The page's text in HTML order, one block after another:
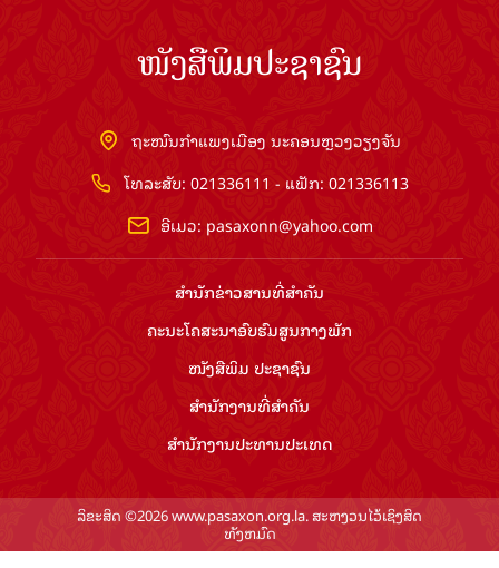
ໜັງສືພິມປະຊາຊົນ
ຖະໜົນກຳແພງເມືອງ ນະຄອນຫຼວງວຽງຈັນ
ໂທລະສັບ: 021336111 - ແຟັກ: 021336113
ອີເມວ: pasaxonn@yahoo.com
ສຳ​ນັກ​ຂ່າວ​ສານ​ທີ່​ສຳ​ຄັນ​
ຄະນະໂຄສະນາອົບຮົມ​ສູນ​ກາງ​ພັກ
ໜັງສືພິມ ປະ​ຊາ​ຊົນ
ສຳ​ນັກ​ງານ​ທີ່​ສຳ​ຄັນ
ສຳ​ນັກ​ງານ​ປະ​ທານ​ປະ​ເທດ
ລິຂະສິດ ©2026 www.pasaxon.org.la. ສະຫງວນໄວ້ເຊິງສິດ
ທັງຫມົດ